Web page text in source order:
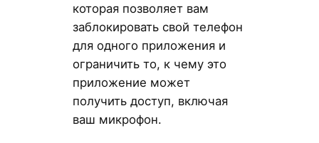
которая позволяет вам
заблокировать свой телефон
для одного приложения и
ограничить то, к чему это
приложение может
получить доступ, включая
ваш микрофон.